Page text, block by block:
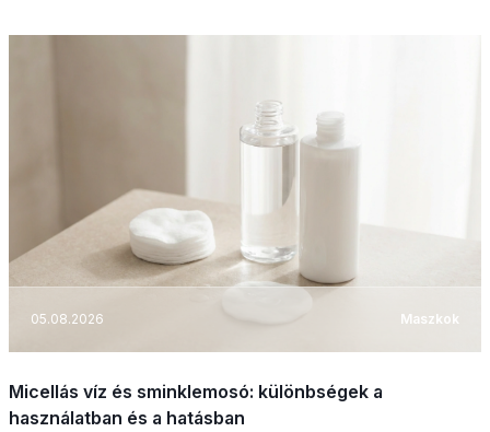
05.08.2026 Maszkok
Micellás víz és sminklemosó: különbségek a
használatban és a hatásban